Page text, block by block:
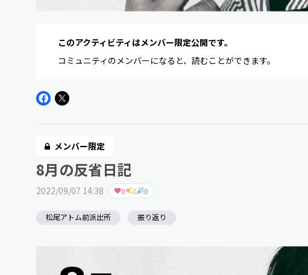
このアクティビティはメンバー限定公開です。
コミュニティのメンバーになると、読むことができます。
メンバー限定
8月の反省日記
2022/09/07 14:38 0 0 0
松尾アトム前派出所 振り返り